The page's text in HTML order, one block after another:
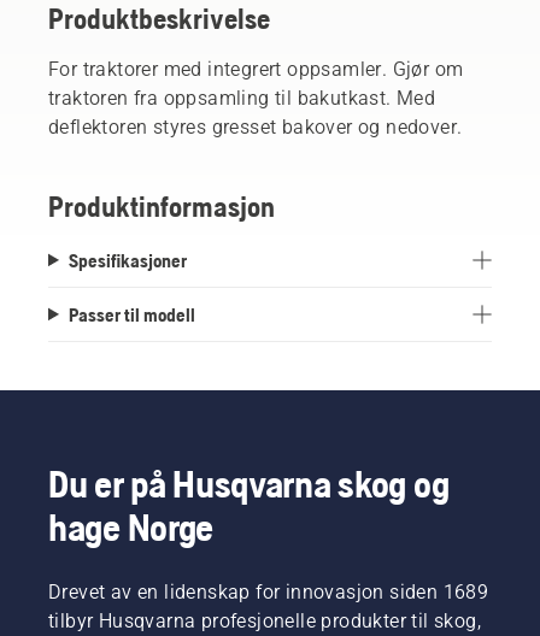
Produktbeskrivelse
For traktorer med integrert oppsamler. Gjør om
traktoren fra oppsamling til bakutkast. Med
deflektoren styres gresset bakover og nedover.
Produktinformasjon
Spesifikasjoner
Passer til modell
Du er på Husqvarna skog og
hage Norge
Drevet av en lidenskap for innovasjon siden 1689
tilbyr Husqvarna profesjonelle produkter til skog,